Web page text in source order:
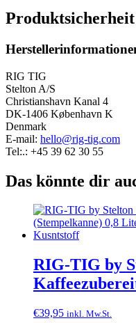
Produktsicherheit
RIG TIG
Stelton A/S
Christianshavn Kanal 4
DK-1406 København K
Denmark
E-mail: hello@rig-tig.com
Tel:.: +45 39 62 30 55
Das könnte dir
RIG-TIG by
€39,95 inkl. Mw.St.